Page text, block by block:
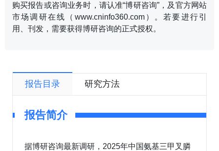
购买报告或咨询业务时，请认准“博研咨询”，及官方网站
市场调研在线（www.cninfo360.com）。若要进行引
用、刊发，需要获得博研咨询的正式授权。
报告目录 研究方法
报告简介
据博研咨询最新调研，2025年中国氨基三甲叉膦